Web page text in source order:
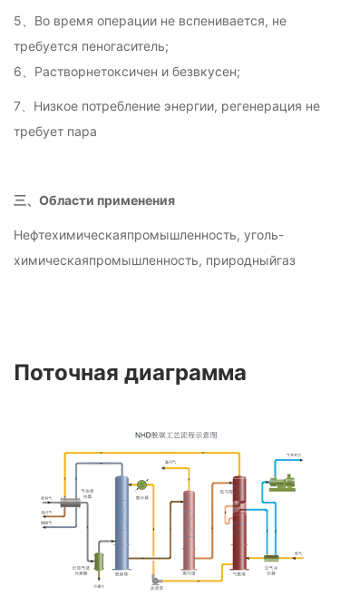
5、Во время операции не вспенивается, не
требуется пеногаситель;
6、Растворнетоксичен и безвкусен;
7、Низкое потребление энергии, регенерация не
требует пара
三、Области применения
Нефтехимическаяпромышленность, уголь-
химическаяпромышленность, природныйгаз
Поточная диаграмма